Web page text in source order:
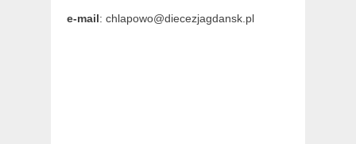
e-mail: chlapowo@diecezjagdansk.pl